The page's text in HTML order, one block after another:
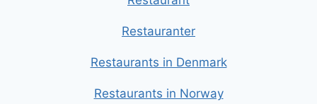
Restauranter
Restaurants in Denmark
Restaurants in Norway